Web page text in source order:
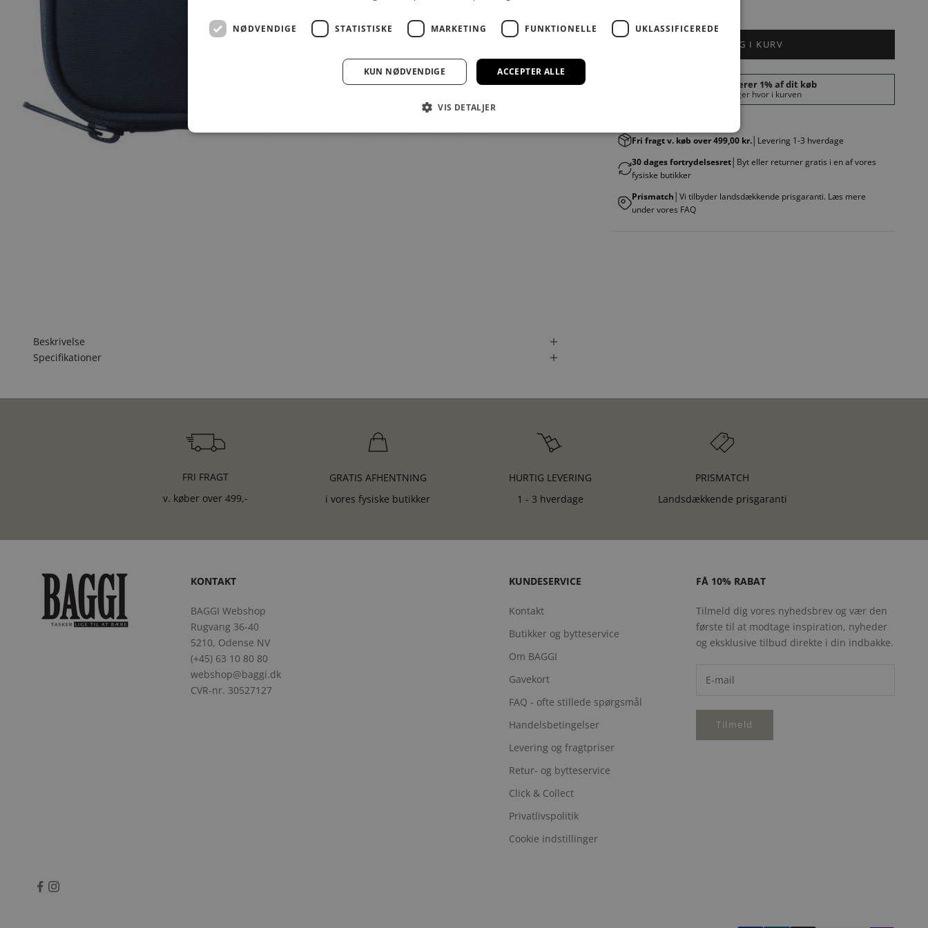
LÆG I KURV
Fri fragt v. køb over 499,00 kr. │Levering 1-3 hverdage
30 dages fortrydelsesret │Byt eller returner gratis i en af vores
fysiske butikker
Prismatch │Vi tilbyder landsdækkende prisgaranti. Læs mere
under vores FAQ
Beskrivelse
Specifikationer
FRI FRAGT
v. køber over 499,-
GRATIS AFHENTNING
i vores fysiske butikker
HURTIG LEVERING
1 - 3 hverdage
PRISMATCH
Landsdækkende prisgaranti
KONTAKT
BAGGI Webshop
Rugvang 36-40
5210, Odense NV
(+45) 63 10 80 80
webshop@baggi.dk
CVR-nr. 30527127
KUNDESERVICE
Kontakt
Butikker og bytteservice
Om BAGGI
Gavekort
FAQ - ofte stillede spørgsmål
Handelsbetingelser
Levering og fragtpriser
Retur- og bytteservice
Click & Collect
Privatlivspolitik
Cookie indstillinger
FÅ 10% RABAT
Tilmeld dig vores nyhedsbrev og vær den
første til at modtage inspiration, nyheder
og eksklusive tilbud direkte i din indbakke.
Tilmeld
NØDVENDIGE STATISTISKE MARKETING FUNKTIONELLE UKLASSIFICEREDE
ACCEPTER ALLE
KUN NØDVENDIGE
VIS DETALJER